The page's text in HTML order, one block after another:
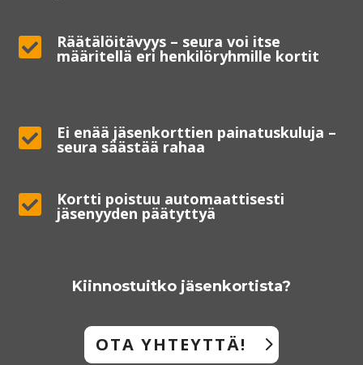
 Räätälöitävyys – seura voi itse
määritellä eri henkilöryhmille kortit
 Ei enää jäsenkorttien painatuskuluja –
seura säästää rahaa
 Kortti poistuu automaattisesti
jäsenyyden päätyttyä
Kiinnostuitko jäsenkortista?
OTA YHTEYTTÄ!